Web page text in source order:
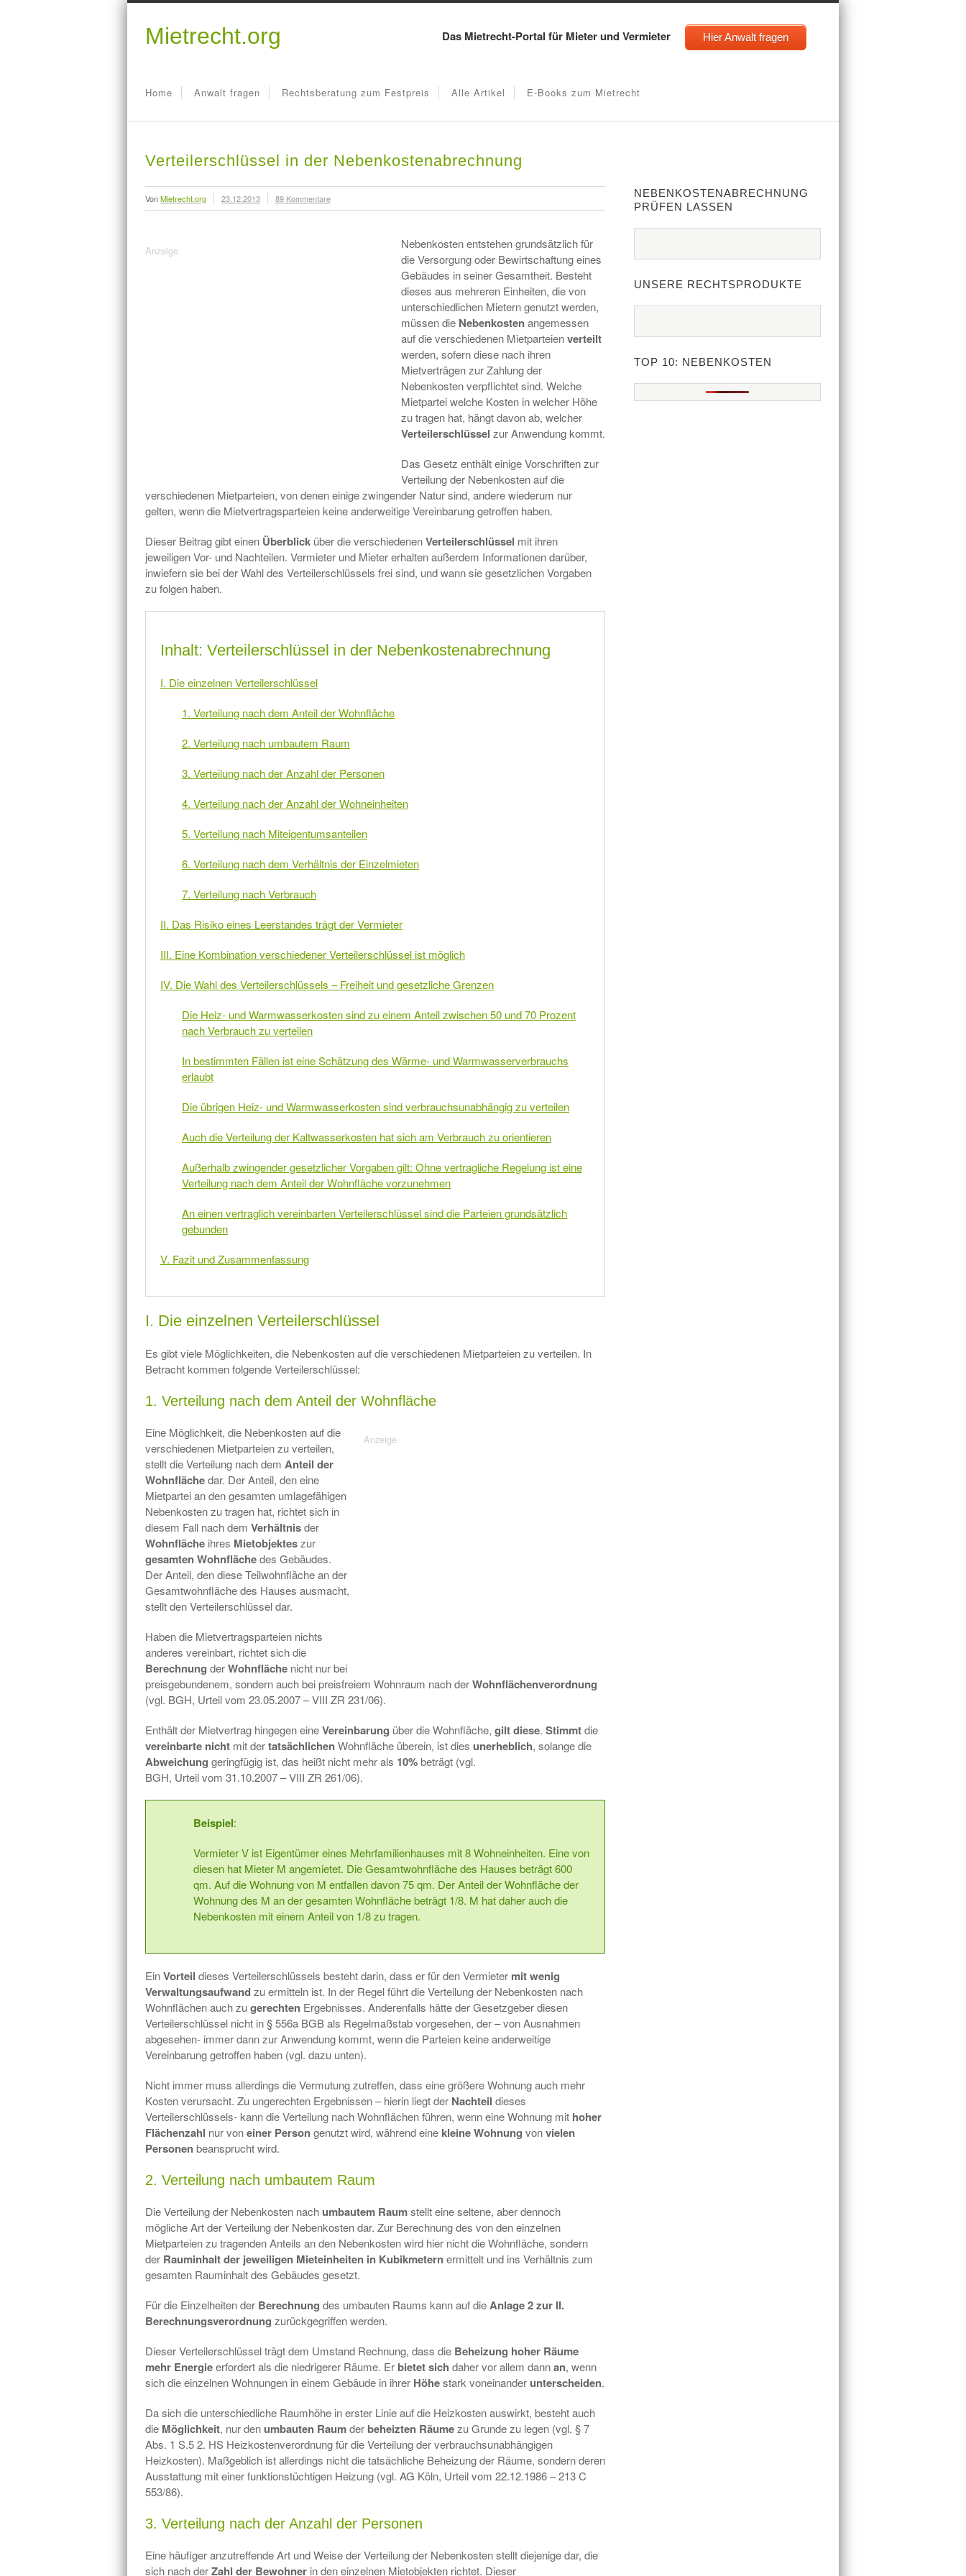
Mietrecht.org Das Mietrecht-Portal für Mieter und Vermieter Hier Anwalt fragen
Home Anwalt fragen Rechtsberatung zum Festpreis Alle Artikel E-Books zum Mietrecht
Verteilerschlüssel in der Nebenkostenabrechnung
VonMietrecht.org 23.12.2013 89 Kommentare
Nebenkosten entstehen grundsätzlich für
die Versorgung oder Bewirtschaftung eines
Gebäudes in seiner Gesamtheit. Besteht
dieses aus mehreren Einheiten, die von
unterschiedlichen Mietern genutzt werden,
müssen die Nebenkostenangemessen
auf die verschiedenen Mietparteienverteilt
werden, sofern diese nach ihren
Mietverträgen zur Zahlung der
Nebenkosten verpflichtet sind. Welche
Mietpartei welche Kosten in welcher Höhe
zu tragen hat, hängt davon ab, welcher
Verteilerschlüssel zur Anwendung kommt.
Das Gesetz enthält einige Vorschriften zur
Verteilung der Nebenkosten auf die
verschiedenen Mietparteien, von denen einige zwingender Natur sind, andere wiederum nur
gelten, wenn die Mietvertragsparteien keine anderweitige Vereinbarung getroffen haben.
Dieser Beitrag gibt einen Überblick über die verschiedenenVerteilerschlüssel mit ihren
jeweiligen Vor- und Nachteilen. Vermieter und Mieter erhalten außerdem Informationen darüber,
inwiefern sie bei der Wahl des Verteilerschlüssels frei sind, und wann sie gesetzlichen Vorgaben
zu folgen haben.
Inhalt: Verteilerschlüssel in der Nebenkostenabrechnung
I. Die einzelnen Verteilerschlüssel
1. Verteilung nach dem Anteil der Wohnfläche
2. Verteilung nach umbautem Raum
3. Verteilung nach der Anzahl der Personen
4. Verteilung nach der Anzahl der Wohneinheiten
5. Verteilung nach Miteigentumsanteilen
6. Verteilung nach dem Verhältnis der Einzelmieten
7. Verteilung nach Verbrauch
II. Das Risiko eines Leerstandes trägt der Vermieter
III. Eine Kombination verschiedener Verteilerschlüssel ist möglich
IV. Die Wahl des Verteilerschlüssels – Freiheit und gesetzliche Grenzen
Die Heiz- und Warmwasserkosten sind zu einem Anteil zwischen 50 und 70 Prozent
nach Verbrauch zu verteilen
In bestimmten Fällen ist eine Schätzung des Wärme- und Warmwasserverbrauchs
erlaubt
Die übrigen Heiz- und Warmwasserkosten sind verbrauchsunabhängig zu verteilen
Auch die Verteilung der Kaltwasserkosten hat sich am Verbrauch zu orientieren
Außerhalb zwingender gesetzlicher Vorgaben gilt: Ohne vertragliche Regelung ist eine
Verteilung nach dem Anteil der Wohnfläche vorzunehmen
An einen vertraglich vereinbarten Verteilerschlüssel sind die Parteien grundsätzlich
gebunden
V. Fazit und Zusammenfassung
I. Die einzelnen Verteilerschlüssel
Es gibt viele Möglichkeiten, die Nebenkosten auf die verschiedenen Mietparteien zu verteilen. In
Betracht kommen folgende Verteilerschlüssel:
1. Verteilung nach dem Anteil der Wohnfläche
Eine Möglichkeit, die Nebenkosten auf die
verschiedenen Mietparteien zu verteilen,
stellt die Verteilung nach dem Anteil der
Wohnflächedar. Der Anteil, den eine
Mietpartei an den gesamten umlagefähigen
Nebenkosten zu tragen hat, richtet sich in
diesem Fall nach dem Verhältnisder
Wohnfläche ihres Mietobjekteszur
gesamten Wohnflächedes Gebäudes.
Der Anteil, den diese Teilwohnfläche an der
Gesamtwohnfläche des Hauses ausmacht,
stellt den Verteilerschlüssel dar.
Haben die Mietvertragsparteien nichts
anderes vereinbart, richtet sich die
Berechnung derWohnfläche nicht nur bei
preisgebundenem, sondern auch bei preisfreiem Wohnraum nach derWohnflächenverordnung
(vgl. BGH, Urteil vom 23.05.2007 – VIII ZR 231/06).
Enthält der Mietvertrag hingegen eineVereinbarung über die Wohnfläche, gilt diese. Stimmtdie
vereinbarte nicht mit dertatsächlichenWohnfläche überein, ist dies unerheblich, solange die
Abweichung geringfügig ist, das heißt nicht mehr als 10%beträgt (vgl.
BGH, Urteil vom 31.10.2007 – VIII ZR 261/06).
Beispiel:
Vermieter V ist Eigentümer eines Mehrfamilienhauses mit 8 Wohneinheiten. Eine von
diesen hat Mieter M angemietet. Die Gesamtwohnfläche des Hauses beträgt 600
qm. Auf die Wohnung von M entfallen davon 75 qm. Der Anteil der Wohnfläche der
Wohnung des M an der gesamten Wohnfläche beträgt 1/8. M hat daher auch die
Nebenkosten mit einem Anteil von 1/8 zu tragen.
EinVorteil dieses Verteilerschlüssels besteht darin, dass er für den Vermieter mit wenig
Verwaltungsaufwandzu ermitteln ist. In der Regel führt die Verteilung der Nebenkosten nach
Wohnflächen auch zugerechten Ergebnisses. Anderenfalls hätte der Gesetzgeber diesen
Verteilerschlüssel nicht in § 556a BGB als Regelmaßstab vorgesehen, der – von Ausnahmen
abgesehen- immer dann zur Anwendung kommt, wenn die Parteien keine anderweitige
Vereinbarung getroffen haben (vgl. dazu unten).
Nicht immer muss allerdings die Vermutung zutreffen, dass eine größere Wohnung auch mehr
Kosten verursacht. Zu ungerechten Ergebnissen – hierin liegt der Nachteil dieses
Verteilerschlüssels- kann die Verteilung nach Wohnflächen führen, wenn eine Wohnung mit hoher
Flächenzahl nur voneiner Persongenutzt wird, während eine kleine Wohnung vonvielen
Personenbeansprucht wird.
2. Verteilung nach umbautem Raum
Die Verteilung der Nebenkosten nach umbautem Raumstellt eine seltene, aber dennoch
mögliche Art der Verteilung der Nebenkosten dar. Zur Berechnung des von den einzelnen
Mietparteien zu tragenden Anteils an den Nebenkosten wird hier nicht die Wohnfläche, sondern
der Rauminhalt der jeweiligen Mieteinheiten in Kubikmeternermittelt und ins Verhältnis zum
gesamten Rauminhalt des Gebäudes gesetzt.
Für die Einzelheiten der Berechnung des umbauten Raums kann auf dieAnlage 2 zur II.
Berechnungsverordnung zurückgegriffen werden.
Dieser Verteilerschlüssel trägt dem Umstand Rechnung, dass die Beheizung hoher Räume
mehr Energieerfordert als die niedrigerer Räume. Er bietet sich daher vor allem dannan, wenn
sich die einzelnen Wohnungen in einem Gebäude in ihrer Höhestark voneinander unterscheiden.
Da sich die unterschiedliche Raumhöhe in erster Linie auf die Heizkosten auswirkt, besteht auch
die Möglichkeit, nur den umbauten Raumder beheizten Räumezu Grunde zu legen (vgl. § 7
Abs. 1 S.5 2. HS Heizkostenverordnung für die Verteilung der verbrauchsunabhängigen
Heizkosten). Maßgeblich ist allerdings nicht die tatsächliche Beheizung der Räume, sondern deren
Ausstattung mit einer funktionstüchtigen Heizung (vgl. AG Köln, Urteil vom 22.12.1986 – 213 C
553/86).
3. Verteilung nach der Anzahl der Personen
Eine häufiger anzutreffende Art und Weise der Verteilung der Nebenkosten stellt diejenige dar, die
sich nach derZahl der Bewohner in den einzelnen Mietobjekten richtet. Dieser
NEBENKOSTENABRECHNUNG
PRÜFEN LASSEN
UNSERE RECHTSPRODUKTE
TOP 10: NEBENKOSTEN